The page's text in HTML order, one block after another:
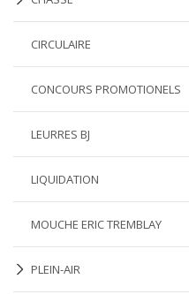
CIRCULAIRE
CONCOURS PROMOTIONELS
LEURRES BJ
LIQUIDATION
MOUCHE ERIC TREMBLAY
PLEIN-AIR